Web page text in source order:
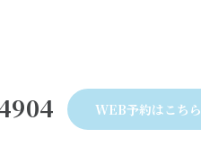
WEB予約はこちら